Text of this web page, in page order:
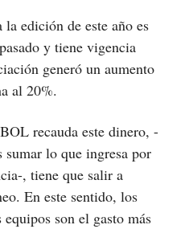
edición de este año es
y tiene vigencia
generó un aumento
al 20%.
recauda este dinero, -
lo que ingresa por
, tiene que salir a
En este sentido, los
son el gasto más